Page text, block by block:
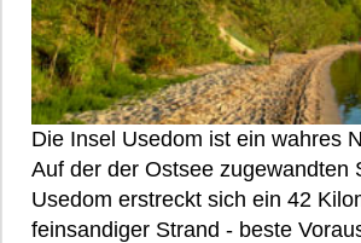
Die Insel Usedom ist ein wahres
Auf der der Ostsee zugewandten
Usedom erstreckt sich ein 42
feinsandiger Strand - beste